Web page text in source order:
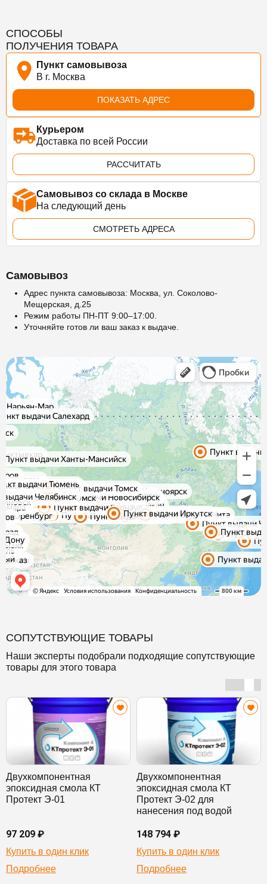
СПОСОБЫ
ПОЛУЧЕНИЯ ТОВАРА
Пункт самовывоза
В г. Москва
ПОКАЗАТЬ АДРЕС
Курьером
Доставка по всей России
РАССЧИТАТЬ
Самовывоз со склада в Москве
На следующий день
СМОТРЕТЬ АДРЕСА
Самовывоз
Адрес пункта самовывоза: Москва, ул. Соколово-
Мещерская, д.25
Режим работы ПН-ПТ 9:00–17:00.
Уточняйте готов ли ваш заказ к выдаче.
СОПУТСТВУЮЩИЕ ТОВАРЫ
Наши эксперты подобрали подходящие сопутствующие
товары для этого товара
Двухкомпонентная
эпоксидная смола КТ
Протект Э-01
97 209 ₽
Купить в один клик
Подробнее
Двухкомпонентная
эпоксидная смола КТ
Протект Э-02 для
нанесения под водой
148 794 ₽
Купить в один клик
Подробнее